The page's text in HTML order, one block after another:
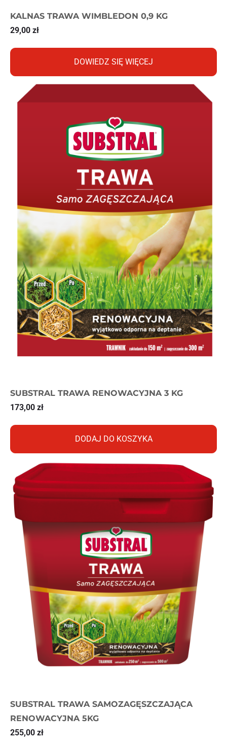
KALNAS TRAWA WIMBLEDON 0,9 KG
29,00 zł
DOWIEDZ SIĘ WIĘCEJ
SUBSTRAL TRAWA RENOWACYJNA 3 KG
173,00 zł
DODAJ DO KOSZYKA
SUBSTRAL TRAWA SAMOZAGĘSZCZAJĄCA
RENOWACYJNA 5KG
255,00 zł